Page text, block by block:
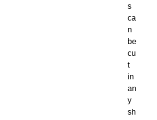
s
ca
n
be
cu
t
in
an
y
sh